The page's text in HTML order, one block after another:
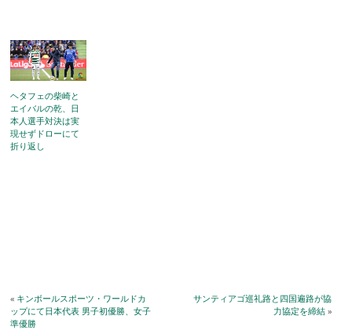
ヘタフェの柴崎と
エイバルの乾、日
本人選手対決は実
現せずドローにて
折り返し
« キンボールスポーツ・ワールドカ
ップにて日本代表 男子初優勝、女子
準優勝
サンティアゴ巡礼路と四国遍路が協
力協定を締結»